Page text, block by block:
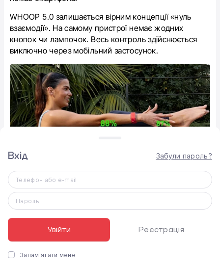
WHOOP 5.0 залишається вірним концепції «нуль
взаємодії». На самому пристрої немає жодних
кнопок чи лампочок. Весь контроль здійснюється
виключно через мобільний застосунок.
Датчики та аналітика
Вхід Забули пароль?
Телефон або e-mail
Пароль
Увійти Реєстрація
Запам'ятати мене